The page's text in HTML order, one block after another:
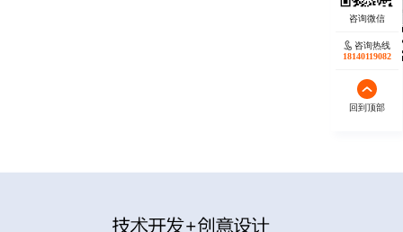
咨询热线
18140119082
回到顶部